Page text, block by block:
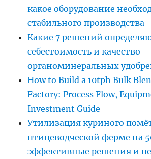
какое оборудование
стабильного производства
Какие 7 решений
себестоимость и качество
органоминеральных
How to Build a 10tph Bulk
Factory: Process Flow,
Investment Guide
Утилизация куриного
птицеводческой ферме на
эффективные решения и